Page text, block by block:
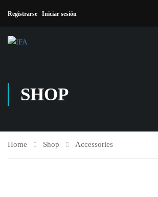
Registrarse Iniciar sesión
SHOP
Home Shop Accessories